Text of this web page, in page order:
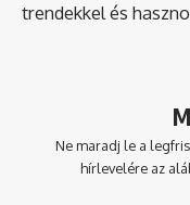
trendekkel és
Ne maradj le a
hírlevelére az